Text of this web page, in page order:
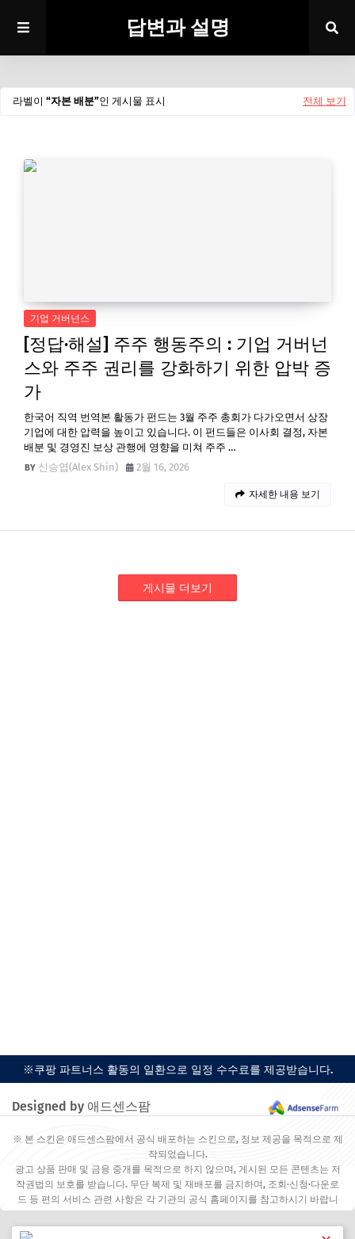
답변과 설명
라벨이 자본 배분 인 게시물 표시 전체 보기
기업 거버넌스
[정답·해설] 주주 행동주의 : 기업 거버넌
스와 주주 권리를 강화하기 위한 압박 증
가
한국어 직역 번역본 활동가 펀드는 3월 주주 총회가 다가오면서 상장
기업에 대한 압력을 높이고 있습니다. 이 펀드들은 이사회 결정, 자본
배분 및 경영진 보상 관행에 영향을 미쳐 주주 …
신승엽(Alex Shin)
2월 16, 2026
자세한 내용 보기
게시물 더보기
※쿠팡 파트너스 활동의 일환으로 일정 수수료를 제공받습니다.
Designed by 애드센스팜
※ 본 스킨은 애드센스팜에서 공식 배포하는 스킨으로, 정보 제공을 목적으로 제
작되었습니다.
광고 상품 판매 및 금융 중개를 목적으로 하지 않으며, 게시된 모든 콘텐츠는 저
작권법의 보호를 받습니다. 무단 복제 및 재배포를 금지하며, 조회·신청·다운로
드 등 편의 서비스 관련 사항은 각 기관의 공식 홈페이지를 참고하시기 바랍니